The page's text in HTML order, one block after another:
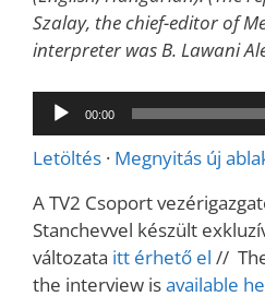
Szalay, the chief-editor of
interpreter was B. Lawani
Audió
lejátszó
00:00
Letöltés · Megnyitás új
A TV2 Csoport
Stanchevvel készült
változata itt érhető el //
the interview isavailable